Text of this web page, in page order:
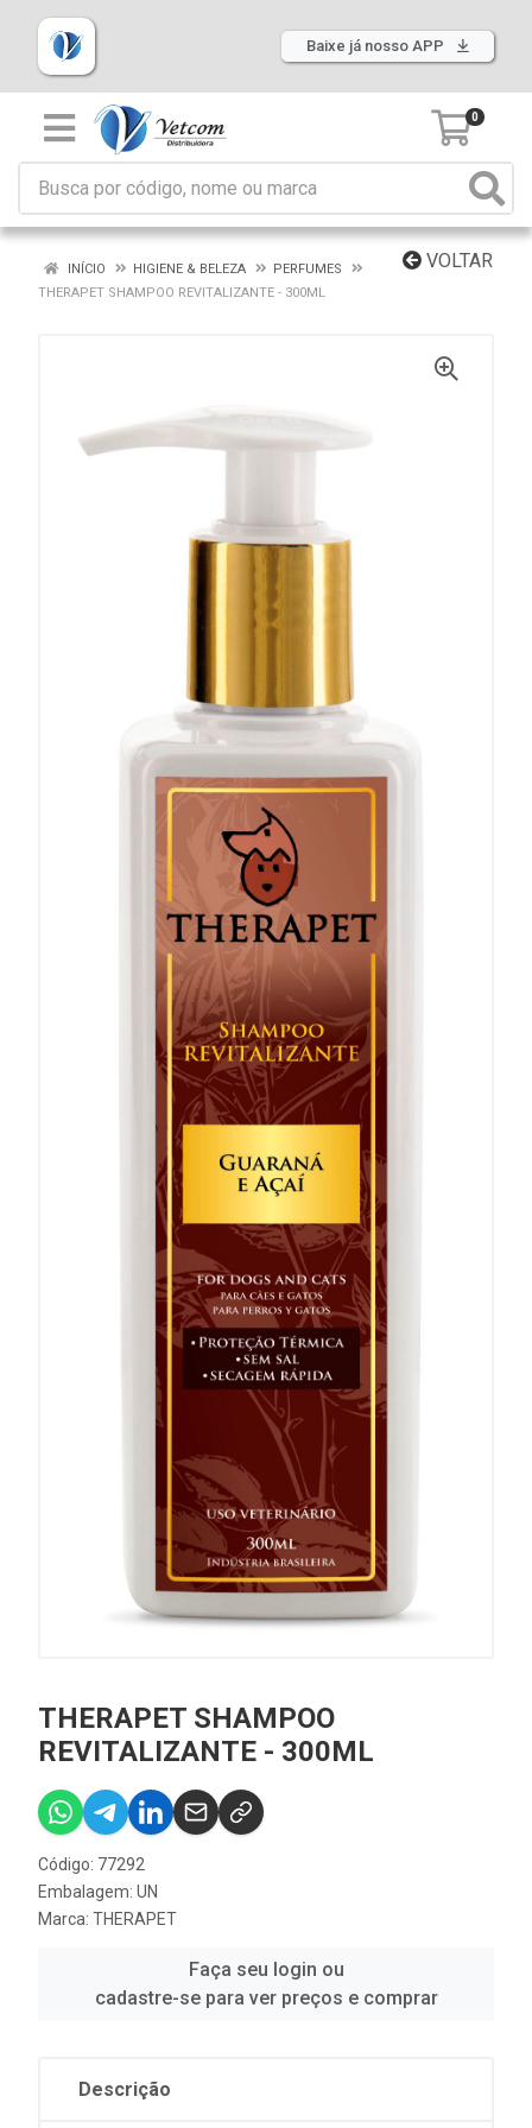
Baixe já nosso APP
0
VOLTAR
INÍCIO HIGIENE & BELEZA
PERFUMES
THERAPET SHAMPOO REVITALIZANTE - 300ML
THERAPET SHAMPOO
REVITALIZANTE - 300ML
Código: 77292
Embalagem: UN
Marca: THERAPET
Faça seu login ou
cadastre-se para ver preços e comprar
Descrição